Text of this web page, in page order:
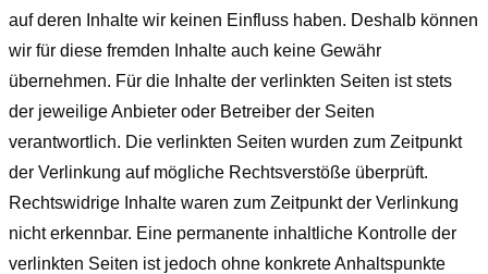
auf deren Inhalte wir keinen Einfluss haben. Deshalb können
wir für diese fremden Inhalte auch keine Gewähr
übernehmen. Für die Inhalte der verlinkten Seiten ist stets
der jeweilige Anbieter oder Betreiber der Seiten
verantwortlich. Die verlinkten Seiten wurden zum Zeitpunkt
der Verlinkung auf mögliche Rechtsverstöße überprüft.
Rechtswidrige Inhalte waren zum Zeitpunkt der Verlinkung
nicht erkennbar. Eine permanente inhaltliche Kontrolle der
verlinkten Seiten ist jedoch ohne konkrete Anhaltspunkte